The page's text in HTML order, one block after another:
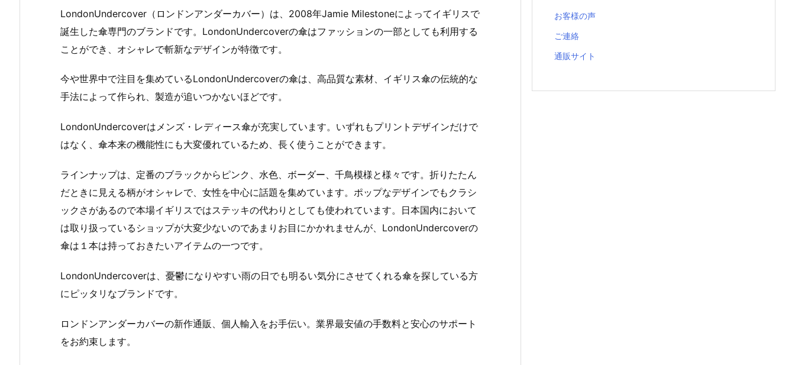
LondonUndercover（ロンドンアンダーカバー）は、2008年Jamie Milestoneによってイギリスで
誕生した傘専門のブランドです。LondonUndercoverの傘はファッションの一部としても利用する
ことができ、オシャレで斬新なデザインが特徴です。
今や世界中で注目を集めているLondonUndercoverの傘は、高品質な素材、イギリス傘の伝統的な
手法によって作られ、製造が追いつかないほどです。
LondonUndercoverはメンズ・レディース傘が充実しています。いずれもプリントデザインだけで
はなく、傘本来の機能性にも大変優れているため、長く使うことができます。
ラインナップは、定番のブラックからピンク、水色、ボーダー、千鳥模様と様々です。折りたたん
だときに見える柄がオシャレで、女性を中心に話題を集めています。ポップなデザインでもクラシ
ックさがあるので本場イギリスではステッキの代わりとしても使われています。日本国内において
は取り扱っているショップが大変少ないのであまりお目にかかれませんが、LondonUndercoverの
傘は１本は持っておきたいアイテムの一つです。
LondonUndercoverは、憂鬱になりやすい雨の日でも明るい気分にさせてくれる傘を探している方
にピッタリなブランドです。
ロンドンアンダーカバーの新作通販、個人輸入をお手伝い。業界最安値の手数料と安心のサポート
をお約束します。
お客様の声
ご連絡
通販サイト